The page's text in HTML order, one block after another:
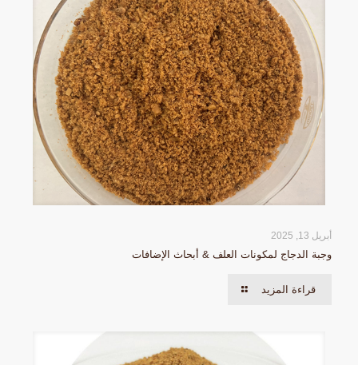
أبريل 13, 2025
وجبة الدجاج لمكونات العلف & أبحاث الإضافات
قراءة المزيد